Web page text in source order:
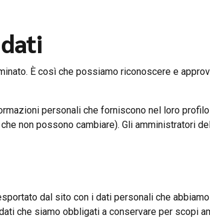
È così che possiamo riconoscere e
personali che forniscono nel loro
non possono cambiare). Gli amministratori
dal sito con i dati personali che
che siamo obbligati a conservare per scopi